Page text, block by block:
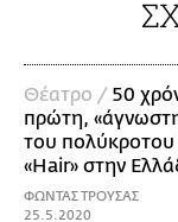
Θέατρο / 50
πρώτη,
του πολύκροτου
«Hair» στην
ΦΩΝΤΑΣ ΤΡΟΥΣΑΣ
25.5.2020